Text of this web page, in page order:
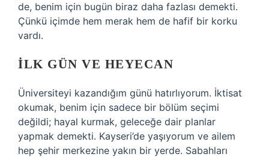
de, benim için bugün biraz daha fazlası demekti.
Çünkü içimde hem merak hem de hafif bir korku
vardı.
İLK GÜN VE HEYECAN
Üniversiteyi kazandığım günü hatırlıyorum. İktisat
okumak, benim için sadece bir bölüm seçimi
değildi; hayal kurmak, geleceğe dair planlar
yapmak demekti. Kayseri’de yaşıyorum ve ailem
hep şehir merkezine yakın bir yerde. Sabahları